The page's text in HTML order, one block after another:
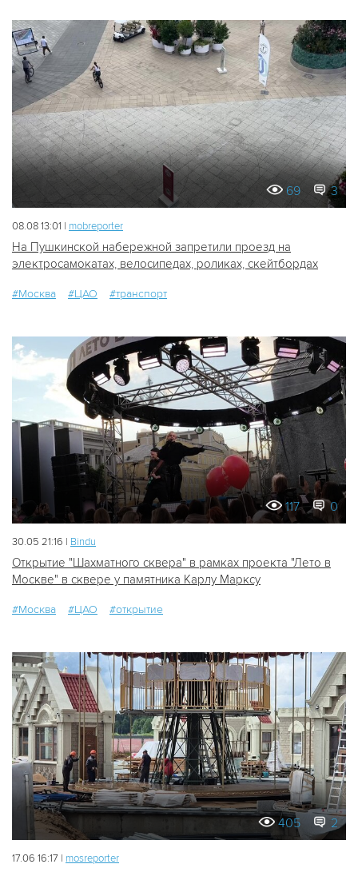
69 3
08.08 13:01 | mobreporter
На Пушкинской набережной запретили проезд на
электросамокатах, велосипедах, роликах, скейтбордах
#Москва #ЦАО #транспорт
117 0
30.05 21:16 | Bindu
Открытие "Шахматного сквера" в рамках проекта "Лето в
Москве" в сквере у памятника Карлу Марксу
#Москва #ЦАО #открытие
405 2
17.06 16:17 | mosreporter